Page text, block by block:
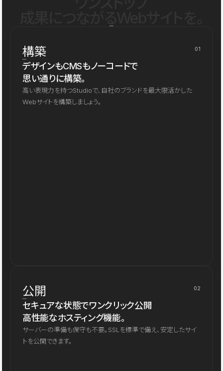
構築 01
デザインもCMSもノーコードで
思い通りに構築。
高い表現力を持つStudioで、自社のブランドを最大限活かした
Webサイトを構築しましょう。
公開 02
セキュアな状態でワンクリック公開
高性能なホスティング機能。
サーバーの準備も保守も不要。SSLを標準で備え、安定したサイ
トを公開できます。